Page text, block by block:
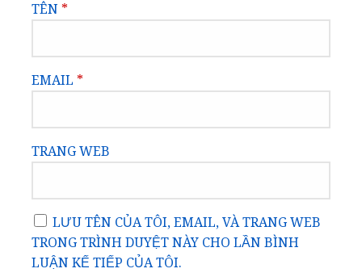
TÊN *
EMAIL *
TRANG WEB
LƯU TÊN CỦA TÔI, EMAIL, VÀ TRANG WEB
TRONG TRÌNH DUYỆT NÀY CHO LẦN BÌNH
LUẬN KẾ TIẾP CỦA TÔI.